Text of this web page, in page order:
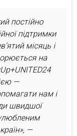
постійно
підтримки
місяць і
на
—
нам і
швидшої
—